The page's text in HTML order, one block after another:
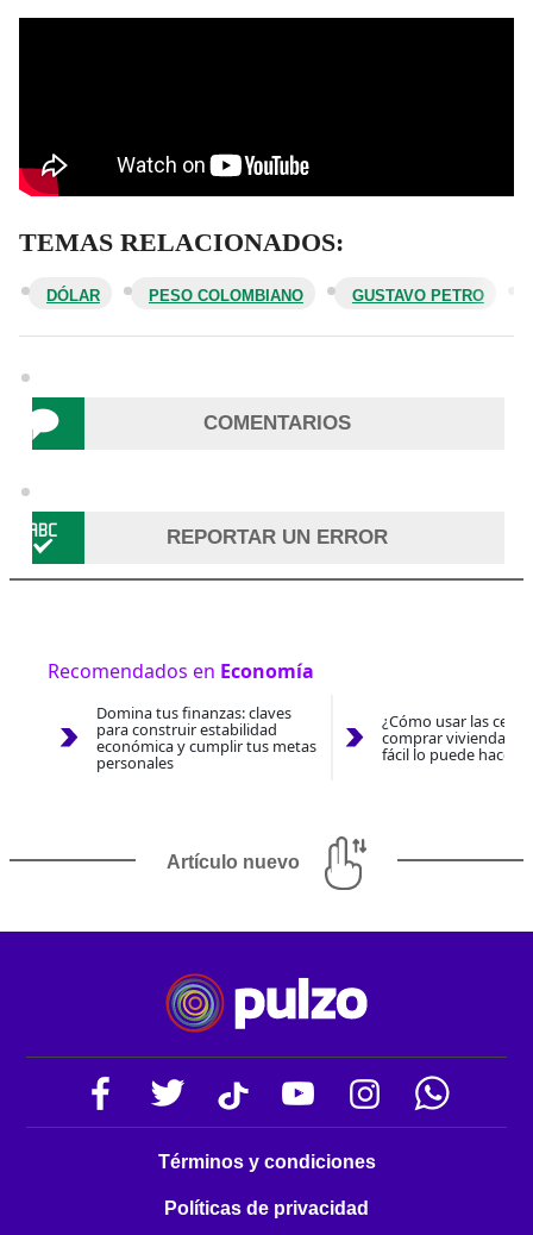
TEMAS RELACIONADOS:
DÓLAR PESO COLOMBIANO GUSTAVO PETRO
COMENTARIOS
REPORTAR UN ERROR
Recomendados en Economía
Domina tus finanzas: claves
para construir estabilidad
económica y cumplir tus metas
personales
¿Cómo usar las
comprar vivienda
fácil lo puede hacer
Artículo nuevo
Términos y condiciones
Políticas de privacidad